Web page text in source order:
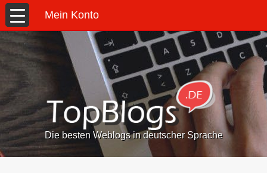
Mein Konto
Die besten Weblogs in deutscher Sprache